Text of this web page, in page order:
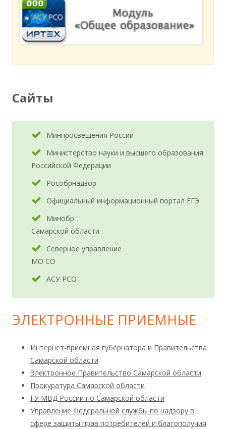
Сайты
Минпросвещения России
Министерство науки и высшего образования
Российской Федерации
Рособрнадзор
Официальный информационный портал ЕГЭ
Минобр
Самарской области
Северное управление
МО СО
АСУ РСО
ЭЛЕКТРОННЫЕ ПРИЕМНЫЕ
Интернет-приемная губернатора и Правительства
Самарской области
Электронное Правительство Самарской области
Прокуратура Самарской области
ГУ МВД России по Самарской области
Управление Федеральной службы по надзору в
сфере защиты прав потребителей и благополучия